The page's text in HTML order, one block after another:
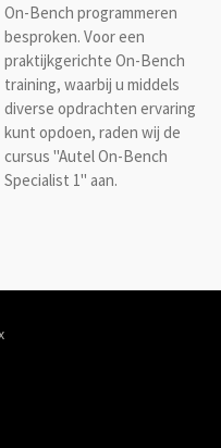
On-Bench programmeren
besproken. Voor een
praktijkgerichte On-Bench
training, waarbij u middels
diverse opdrachten ervaring
kunt opdoen, raden wij de
cursus "Autel On-Bench
Specialist 1" aan.